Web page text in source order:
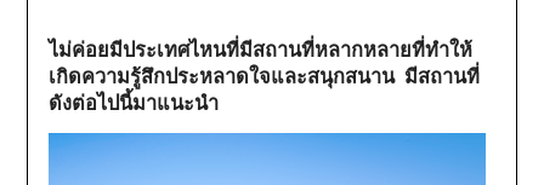
ไม่ค่อยมีประเทศไหนที่มีสถานที่หลากหลายที่ทำให้
เกิดความรู้สึกประหลาดใจและสนุกสนาน มีสถานที่
ดังต่อไปนี้มาแนะนำ